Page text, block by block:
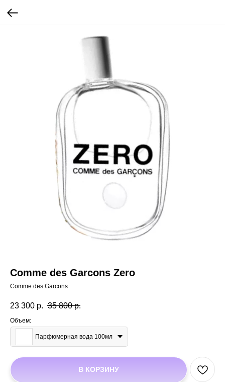
Comme des Garcons Zero
Comme des Garcons
23 300 р. 35 800 р.
Объем:
Парфюмерная вода 100мл
В КОРЗИНУ